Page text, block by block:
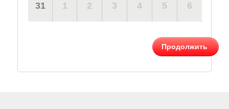
31 1 2 3 4 5 6
Продолжить